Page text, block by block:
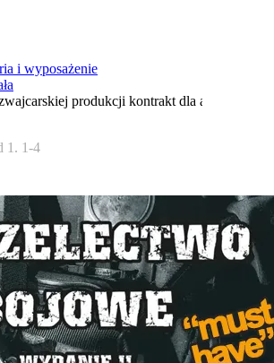
i wyposażenie
produkcji kontrakt dla
1. 1-4